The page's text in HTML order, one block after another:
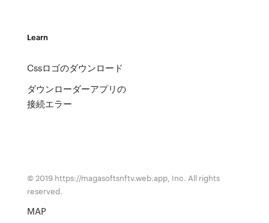
Learn
Cssロゴのダウンロード
ダウンローダーアプリの
接続エラー
© 2019 https://magasoftsnftv.web.app, Inc. All rights
reserved.
MAP